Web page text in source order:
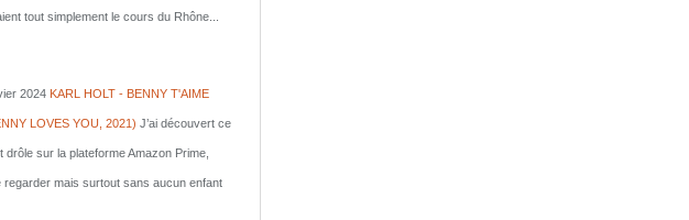
tout simplement le cours du Rhône...
2024 KARL HOLT - BENNY T'AIME
LOVES YOU, 2021) J’ai découvert ce
drôle sur la plateforme Amazon Prime,
regarder mais surtout sans aucun enfant